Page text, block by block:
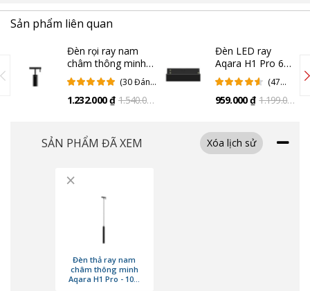
Chỉ số hoàn màu vượt trội với Ra90
Sản phẩm liên quan
Đèn rọi ray nam
châm thông minh
Aqara H1 Pro 10W
24° GDSD11LM
(Quốc tế)
(30 Đánh
1.232.000 ₫ 1.540.000
Đèn LED ray
Aqara H1 Pro 6
bóng - 6W 36°
GDGSD11LM
(Quốc tế)
(47
Giá)
959.000 ₫ 1.199.000
SẢN PHẨM ĐÃ XEM Xóa lịch sử
×
Đèn thả ray nam
châm thông minh
Aqara H1 Pro - 10W